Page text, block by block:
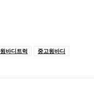
윙바디트럭
중고윙바디